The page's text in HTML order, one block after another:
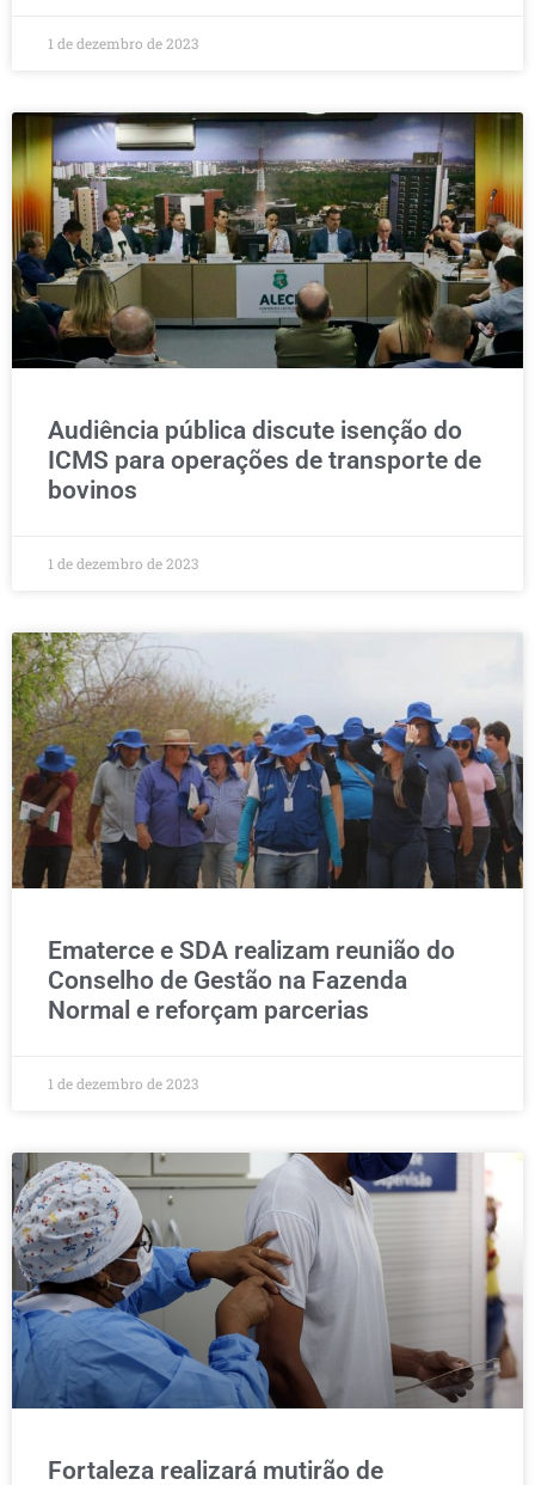
1 de dezembro de 2023
Audiência pública discute isenção do
ICMS para operações de transporte de
bovinos
1 de dezembro de 2023
Ematerce e SDA realizam reunião do
Conselho de Gestão na Fazenda
Normal e reforçam parcerias
1 de dezembro de 2023
Fortaleza realizará mutirão de